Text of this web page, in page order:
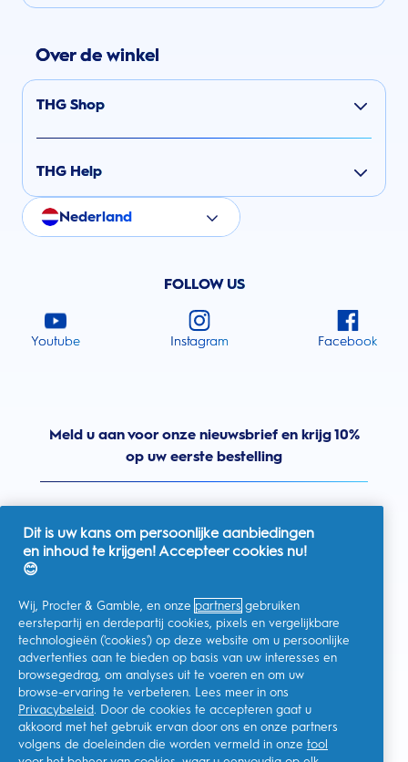
Over de winkel
THG Shop
THG Help
Nederland
FOLLOW US
Youtube Instagram Facebook
Meld u aan voor onze nieuwsbrief en krijg 10%
op uw eerste bestelling
Ik geef toestemming voor het ontvangen van
gepersonaliseerde communicatie met betrekking tot
aanbiedingen, nieuws en andere promotionele initiatieven van
Oral-B en andere
P&G-merken
kan me op elk momentafmelden.
Procter & Gamble, als verwerkingsverantwoordelijke, zal uw
persoonlijke gegevens verwerken zodat u zich bij deze site kunt
registreren en de interactie kunt aangaan met de aangeboden
diensten en zodat P&G u, afhankelijk van uw toestemming,
Dit is uw kans om persoonlijke aanbiedingen
en inhoud te krijgen! Accepteer cookies nu!
😊
Wij, Procter & Gamble, en onze partners gebruiken
eerstepartij en derdepartij cookies, pixels en vergelijkbare
technologieën ('cookies') op deze website om u persoonlijke
advertenties aan te bieden op basis van uw interesses en
browsegedrag, om analyses uit te voeren en om uw
browse-ervaring te verbeteren. Lees meer in ons
Privacybeleid. Door de cookies te accepteren gaat u
akkoord met het gebruik ervan door ons en onze partners
volgens de doeleinden die worden vermeld in onze tool